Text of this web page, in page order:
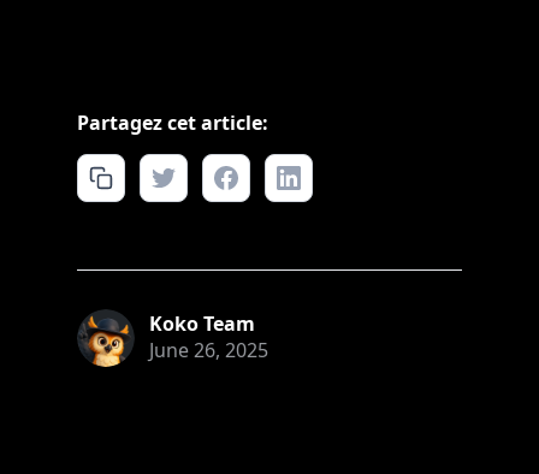
Partagez cet article:
Koko Team
June 26, 2025